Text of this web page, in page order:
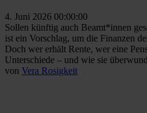
4. Juni 2026 00:00:00
Sollen künftig auch Beamt*innen
ist ein Vorschlag, um die Finanzen
Doch wer erhält Rente, wer eine
Unterschiede – und wie sie
von Vera Rosigkeit